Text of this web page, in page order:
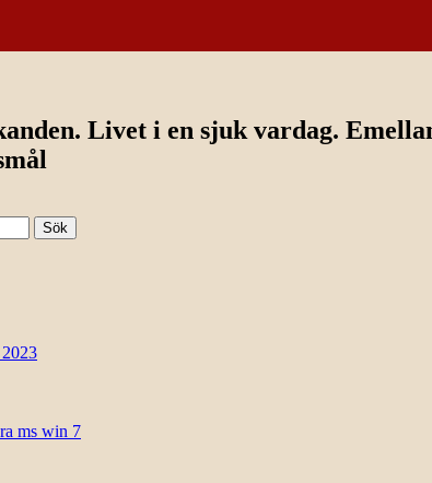
Livet i en sjuk vardag.
ms win 7